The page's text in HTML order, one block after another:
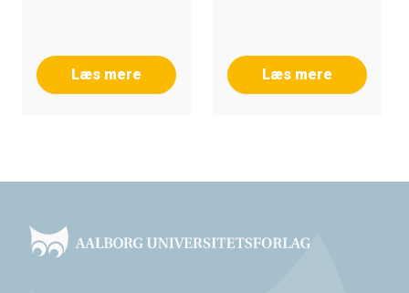
Læs mere Læs mere